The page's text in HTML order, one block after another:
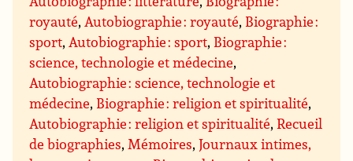
royauté,Autobiographie : royauté, Biographie :
sport,Autobiographie : sport, Biographie :
science, technologie et médecine,
Autobiographie : science, technologie et
médecine, Biographie : religion et spiritualité,
Autobiographie : religion et spiritualité,Recueil
de biographies,Mémoires,Journaux intimes,